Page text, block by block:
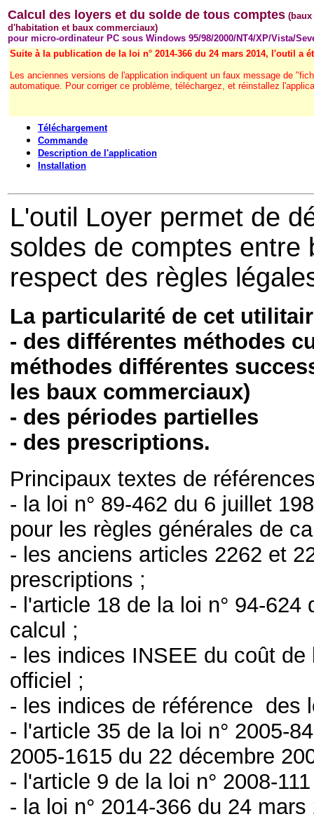
Calcul des loyers et du solde de tous comptes (baux
d'habitation et baux commerciaux)
pour micro-ordinateur PC sous Windows 95/98/2000/NT4/XP/Vista/
Suite à la publication de la loi n° 2014-366 du 24 mars 2014, l'outil a
Les anciennes versions de l'application indiquent un faux message de
automatique. Pour corriger ce problème, téléchargez, et réinstallez
Téléchargement
Commande
Description de l'application
Installation
L'outil Loyer permet de
soldes de comptes entre
respect des règles
La particularité de cet
- des différentes méthodes
méthodes différentes
les baux commerciaux)
- des périodes partielles
- des prescriptions.
Principaux textes de
- la loi n° 89-462 du 6 juillet
pour les règles générales de
- les anciens articles 2262 et
prescriptions ;
- l'article 18 de la loi n° 94-
calcul ;
- les indices INSEE du coût
officiel ;
- les indices de référence des
- l'article 35 de la loi n° 2005-
2005-1615 du 22 décembre
- l'article 9 de la loi n° 2008-
- la loi n° 2014-366 du 24 mars